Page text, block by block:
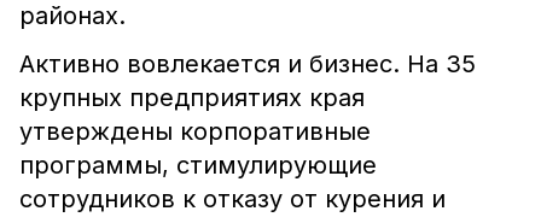
районах.
Активно вовлекается и бизнес. На 35
крупных предприятиях края
утверждены корпоративные
программы, стимулирующие
сотрудников к отказу от курения и